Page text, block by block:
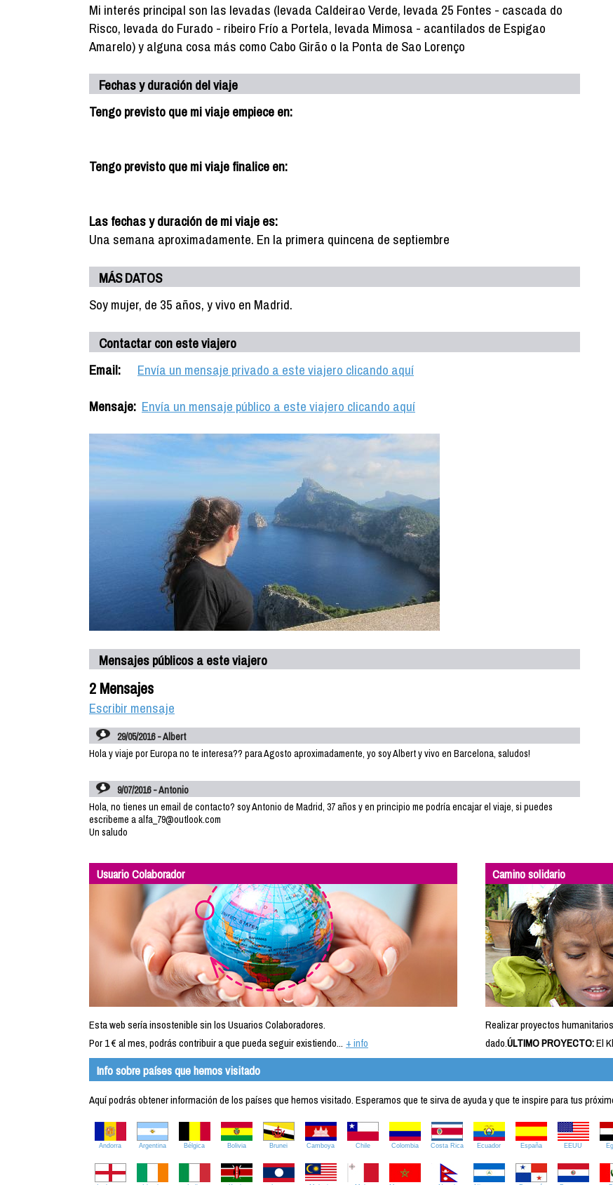
Mi interés principal son las levadas (levada Caldeirao Verde, levada 25 Fontes - cascada do
Risco, levada do Furado - ribeiro Frío a Portela, levada Mimosa - acantilados de Espigao
Amarelo) y alguna cosa más como Cabo Girão o la Ponta de Sao Lorenço
Fechas y duración del viaje
Tengo previsto que mi viaje empiece en:
Tengo previsto que mi viaje finalice en:
Las fechas y duración de mi viaje es:
Una semana aproximadamente. En la primera quincena de septiembre
MÁS DATOS
Soy mujer, de 35 años, y vivo en Madrid.
Contactar con este viajero
Email:
Envía un mensaje privado a este viajero clicando aquí
Mensaje: Envía un mensaje público a este viajero clicando aquí
Mensajes públicos a este viajero
2 Mensajes
Escribir mensaje
29/05/2016 - Albert
Hola y viaje por Europa no te interesa?? para Agosto aproximadamente, yo soy Albert y vivo en Barcelona, saludos!
9/07/2016 - Antonio
Hola, no tienes un email de contacto? soy Antonio de Madrid, 37 años y en principio me podría encajar el viaje, si puedes
escribeme a alfa_79@outlook.com
Un saludo
Usuario Colaborador
Esta web sería insostenible sin los Usuarios Colaboradores.
Por 1 € al mes, podrás contribuir a que pueda seguir existiendo... + info
Camino solidario
Realizar proyectos
dado.ÚLTIMO PROYECTO:El
Info sobre países que hemos visitado
Aquí podrás obtener información de los países que hemos visitado. Esperamos que te sirva de ayuda y que te inspire para tus
Andorra Argentina Bélgica Bolivia Brunei Camboya Chile Colombia Costa Rica Ecuador España EEUU